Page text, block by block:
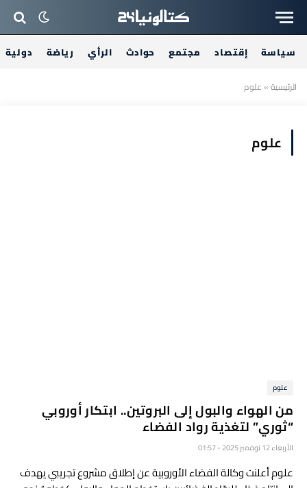
سياسة إقتصاد مجتمع حوادث الرأي رياضة دولية
الرئيسية»علوم
علوم
علوم
من الهواء والبول إلى البروتين.. ابتكار أوروبي
“ثوري” لتغذية رواد الفضاء
الأربعاء 12 نوفمبر 2025 - 01:57
علوم أعلنت وكالة الفضاء الأوروبية عن إطلاق مشروع تجريبي يهدف